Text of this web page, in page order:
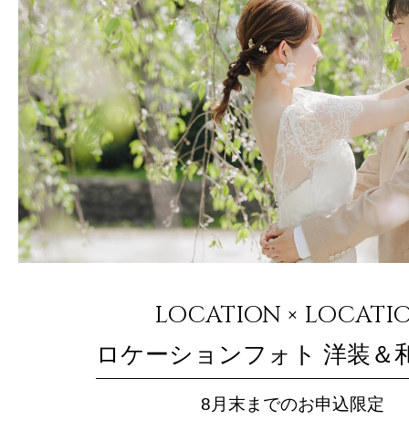
LOCATION ×
ロケーションフォト 洋装＆
8月末までのお申込限定